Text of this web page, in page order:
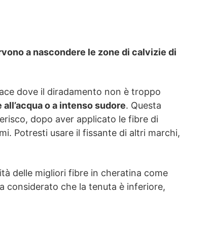
a nascondere le zone di calvizie di
dove il diradamento non è troppo
o a intenso sudore. Questa
dopo aver applicato le fibre di
Potresti usare il fissante di altri marchi,
delle migliori fibre in cheratina come
considerato che la tenuta è inferiore,